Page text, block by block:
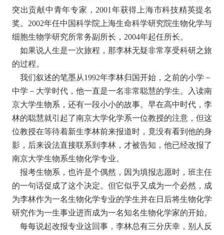
突出贡献中青年专家，2001年获得上海市科技精英提名
奖。2002年任中国科学院上海生命科学研究院生物化学与
细胞生物学研究所常务副所长，2004年起任所长。
如果说人生是一次旅程，那李林无疑非常享受科研之旅
的过程。
我们叙述的笔墨从1992年李林归国开始，之前的小学－
中学－大学时代，他一直是一名非常聪慧的学生。入读南
京大学生物系，还有一段小小的故事。早在高中时代，李
林的聪慧就引起了南京大学化学系一位教授的注意，但这
位教授在等待着新生李林前来报道时，竟没有看到他的身
影，后来设法直接联系到李林，才被告知，他已经改报了
南京大学生物系生物化学专业。
报考生物系，也许是个偶然，因为填报志愿时，班主任
的一句话促成了这个决定。但它似乎又成为一个必然，成
为李林作为一名生物化学专业的学生并在日后将生物化学
研究作为一生事业进而成为一名知名生物化学家的开始。
每每说起改报专业这回事，李林总有三分庆幸，别人反